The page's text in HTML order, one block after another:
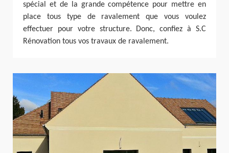
spécial et de la grande compétence pour mettre en
place tous type de ravalement que vous voulez
effectuer pour votre structure. Donc, confiez à S.C
Rénovation tous vos travaux de ravalement.